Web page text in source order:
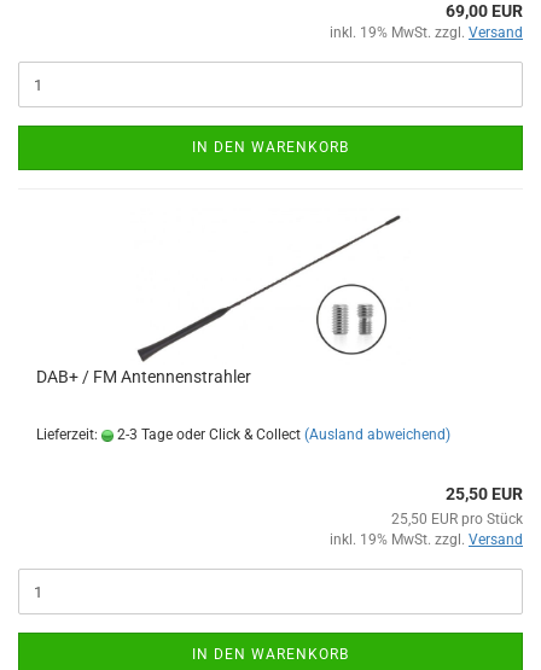
69,00 EUR
inkl. 19% MwSt. zzgl. Versand
IN DEN WARENKORB
DAB+ / FM Antennenstrahler
Lieferzeit: 2-3 Tage oder Click & Collect (Ausland abweichend)
25,50 EUR
25,50 EUR pro Stück
inkl. 19% MwSt. zzgl. Versand
IN DEN WARENKORB